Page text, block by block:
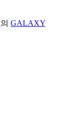
의 GALAXY